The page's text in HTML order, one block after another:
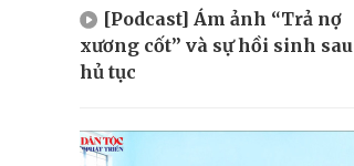
[Podcast] Ám ảnh “Trả nợ
xương cốt” và sự hồi sinh sau
hủ tục